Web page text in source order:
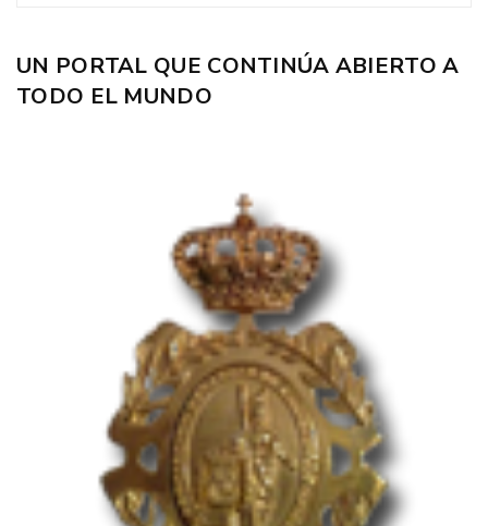
UN PORTAL QUE CONTINÚA ABIERTO A
TODO EL MUNDO